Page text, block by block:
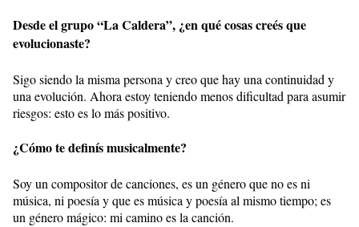
Desde el grupo “La Caldera”, ¿en qué cosas creés que
evolucionaste?
Sigo siendo la misma persona y creo que hay una continuidad y
una evolución. Ahora estoy teniendo menos dificultad para asumir
riesgos: esto es lo más positivo.
¿Cómo te definís musicalmente?
Soy un compositor de canciones, es un género que no es ni
música, ni poesía y que es música y poesía al mismo tiempo; es
un género mágico: mi camino es la canción.